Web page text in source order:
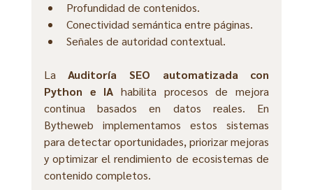
Profundidad de contenidos.
Conectividad semántica entre páginas.
Señales de autoridad contextual.
La Auditoría SEO automatizada con
Python e IA habilita procesos de mejora
continua basados en datos reales. En
Bytheweb implementamos estos sistemas
para detectar oportunidades, priorizar mejoras
y optimizar el rendimiento de ecosistemas de
contenido completos.